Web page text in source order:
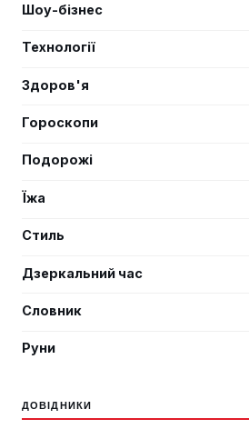
Шоу-бізнес
Технології
Здоров'я
Гороскопи
Подорожі
Їжа
Стиль
Дзеркальний час
Словник
Руни
ДОВІДНИКИ